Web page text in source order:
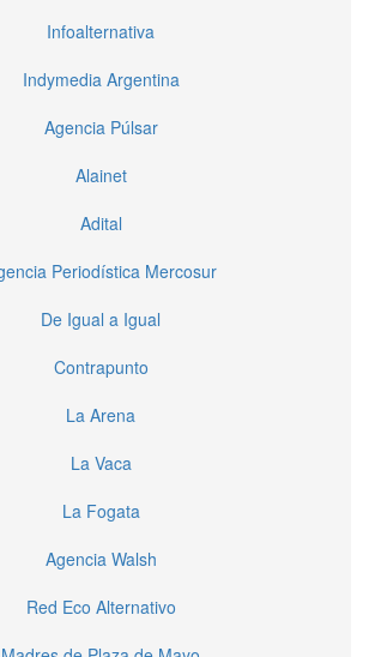
Infoalternativa
Indymedia Argentina
Agencia Púlsar
Alainet
Adital
Periodística Mercosur
De Igual a Igual
Contrapunto
La Arena
La Vaca
La Fogata
Agencia Walsh
Red Eco Alternativo